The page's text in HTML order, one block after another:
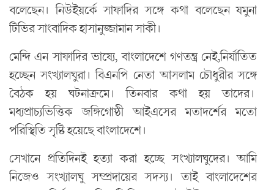
বলেছেন। নিউইয়র্কে সাফাদির সঙ্গে কথা বলেছেন যমুনা
টিভির সাংবাদিক হাসানুজ্জামান সাকী।
মেন্দি এন সাফাদির ভাষ্যে, বাংলাদেশে গণতন্ত্র নেই,নির্যাতিত
হচ্ছেন সংখ্যালঘুরা। বিএনপি নেতা আসলাম চৌধুরীর সঙ্গে
বৈঠক হয় ঘটনাক্রমে। তিনবার কথা হয় তাদের।
মধ্যপ্রাচ্যভিত্তিক জঙ্গিগোষ্ঠী আইএসের মতাদর্শের মতো
পরিস্থিতি সৃষ্টি হয়েছে বাংলাদেশে।
সেখানে প্রতিদিনই হত্যা করা হচ্ছে সংখ্যালঘুদের। আমি
নিজেও সংখ্যালঘু সম্প্রদায়ের সদস্য। তাই বাংলাদেশের